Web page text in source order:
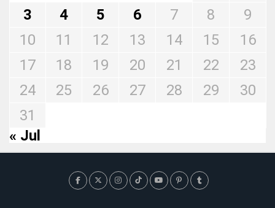
3
4 5 6 7 8
9
10
11 12 13 14 15
16
17
18 19 20 21 22
23
24
25 26 27 28 29
30
31
« Jul